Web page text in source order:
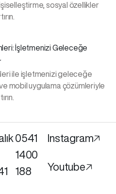
sosyal özellikler
İşletmenizi Geleceğe
ile işletmenizi geleceğe
ve mobil uygulama çözümleriyle
0541
1400
188
Instagram🡥
Youtube🡥